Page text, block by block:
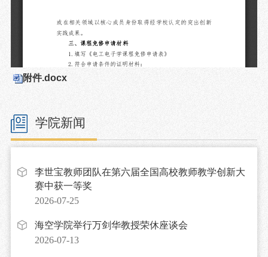
附件.docx
学院新闻
李世宝教师团队在第六届全国高校教师教学创新大
赛中获一等奖
2026-07-25
海空学院举行万剑华教授荣休座谈会
2026-07-13